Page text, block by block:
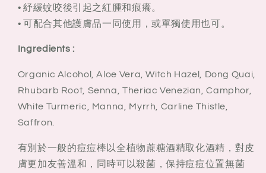
• 紓緩蚊咬後引起之紅腫和痕癢。
• 可配合其他護膚品一同使用，或單獨使用也可。
Ingredients :
Organic Alcohol, Aloe Vera, Witch Hazel, Dong Quai,
Rhubarb Root, Senna, Theriac Venezian, Camphor,
White Turmeric, Manna, Myrrh, Carline Thistle,
Saffron.
有別於一般的痘痘棒以全植物蔗糖酒精取化酒精，對皮
膚更加友善溫和，同時可以殺菌，保持痘痘位置無菌